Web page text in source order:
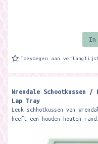
In
Toevoegen aan
Wrendale Schootkussen
Lap Tray
Leuk schhotkussen van
heeft een houden houten